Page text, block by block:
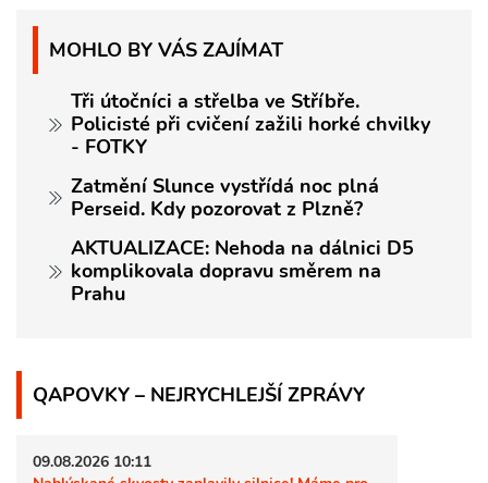
MOHLO BY VÁS ZAJÍMAT
Tři útočníci a střelba ve Stříbře.
Policisté při cvičení zažili horké chvilky
- FOTKY
Zatmění Slunce vystřídá noc plná
Perseid. Kdy pozorovat z Plzně?
AKTUALIZACE: Nehoda na dálnici D5
komplikovala dopravu směrem na
Prahu
QAPOVKY – NEJRYCHLEJŠÍ ZPRÁVY
09.08.2026 10:11